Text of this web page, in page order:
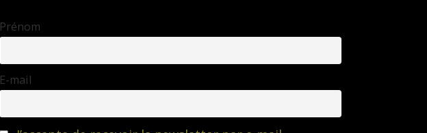
Prénom
E-mail